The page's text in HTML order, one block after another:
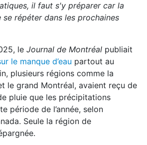
il faut s'y préparer car la
répéter dans les prochaines
le Journal de Montréal publiait
le manque d’eau partout au
plusieurs régions comme la
le grand Montréal, avaient reçu de
pluie que les précipitations
période de l’année, selon
Seule la région de